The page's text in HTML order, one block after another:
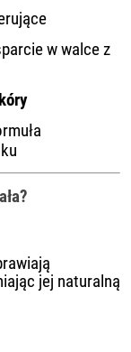
w walce z
jej naturalną